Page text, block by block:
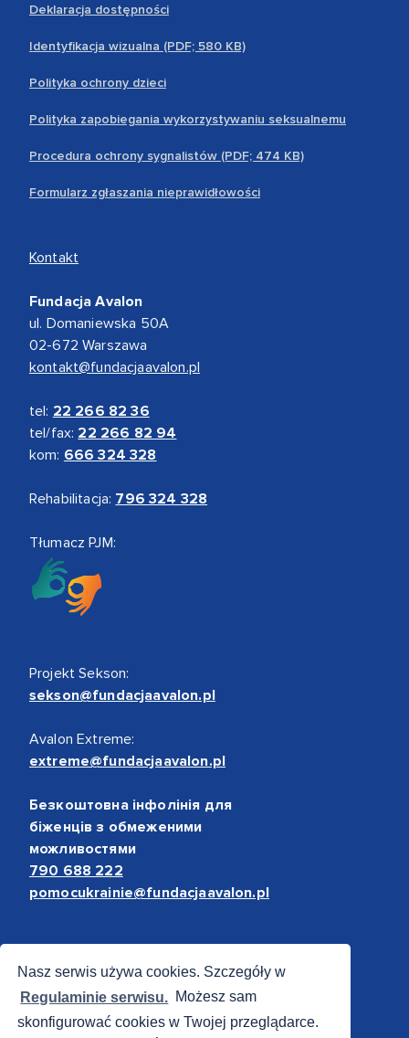
Nasz serwis używa cookies. Szczegóły w
Regulaminie serwisu. Możesz sam
skonfigurować cookies w Twojej przeglądarce.
Deklaracja dostępności
Identyfikacja wizualna (PDF; 580 KB)
Polityka ochrony dzieci
Polityka zapobiegania wykorzystywaniu seksualnemu
Procedura ochrony sygnalistów (PDF; 474 KB)
Formularz zgłaszania nieprawidłowości
Kontakt
Fundacja Avalon
ul. Domaniewska 50A
02-672 Warszawa
kontakt@fundacjaavalon.pl
tel: 22 266 82 36
tel/fax: 22 266 82 94
kom: 666 324 328
Rehabilitacja: 796 324 328
Tłumacz PJM:
Projekt Sekson:
sekson@fundacjaavalon.pl
Avalon Extreme:
extreme@fundacjaavalon.pl
Безкоштовна інфолінія для
біженців з обмеженими
можливостями
790 688 222
pomocukrainie@fundacjaavalon.pl
Bezpieczne płatności